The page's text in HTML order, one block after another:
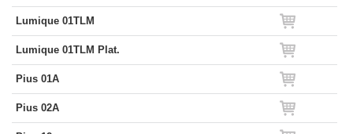
Lumique 01TLM
Lumique 01TLM Plat.
Pius 01A
Pius 02A